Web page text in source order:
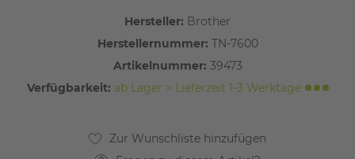
Hersteller: Brother
Herstellernummer: TN-7600
Artikelnummer: 39473
Verfügbarkeit: ab Lager > Lieferzeit 1-3 Werktage